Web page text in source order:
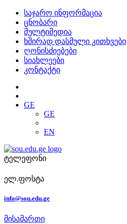
საჯარო ინფორმაცია
ცნობარი
მულტიმედია
ხშირად დასმული კითხვები
ღონისძიებები
სიახლეები
კონტაქტი
GE
GE
EN
ტელეფონი
ელ.ფოსტა
info@sou.edu.ge
მისამართი